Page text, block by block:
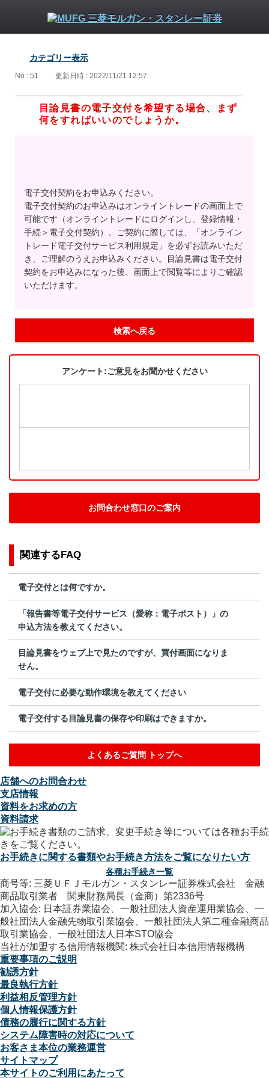
カテゴリー表示
No : 51 更新日時 : 2022/11/21 12:57
目論見書の電子交付を希望する場合、まず
何をすればいいのでしょうか。
電子交付契約をお申込みください。
電子交付契約のお申込みはオンライントレードの画面上で
可能です（オンライントレードにログインし、登録情報・
手続＞電子交付契約）。ご契約に際しては、「オンライン
トレード電子交付サービス利用規定」を必ずお読みいただ
き、ご理解のうえお申込みください。目論見書は電子交付
契約をお申込みになった後、画面上で閲覧等によりご確認
いただけます。
検索へ戻る
アンケート:ご意見をお聞かせください
お問合わせ窓口のご案内
関連するFAQ
電子交付とは何ですか。
「報告書等電子交付サービス（愛称：電子ポスト）」の
申込方法を教えてください。
目論見書をウェブ上で見たのですが、買付画面になりま
せん。
電子交付に必要な動作環境を教えてください
電子交付する目論見書の保存や印刷はできますか。
よくあるご質問 トップへ
店舗へのお問合わせ
支店情報
資料をお求めの方
資料請求
お手続きに関する書類やお手続き方法をご覧になりたい方
各種お手続き一覧
商号等: 三菱ＵＦＪモルガン・スタンレー証券株式会社 金融
商品取引業者 関東財務局長（金商）第2336号
加入協会: 日本証券業協会、一般社団法人資産運用業協会、一
般社団法人金融先物取引業協会、一般社団法人第二種金融商品
取引業協会、一般社団法人日本STO協会
当社が加盟する信用情報機関: 株式会社日本信用情報機構
重要事項のご説明
勧誘方針
最良執行方針
利益相反管理方針
個人情報保護方針
債務の履行に関する方針
システム障害時の対応について
お客さま本位の業務運営
サイトマップ
本サイトのご利用にあたって